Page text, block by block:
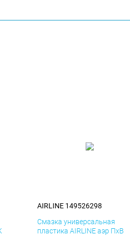
AIRLINE 149526298
Смазка универсальная
пластика AIRLINE аэр ПхВ